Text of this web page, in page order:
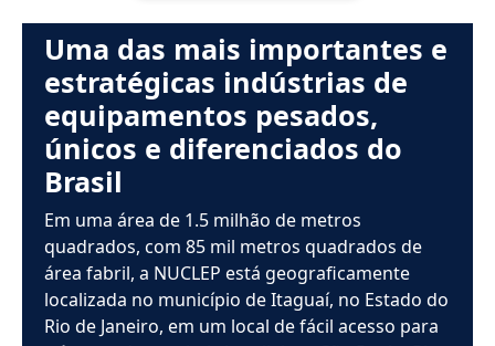
Uma das mais importantes e
estratégicas indústrias de
equipamentos pesados,
únicos e diferenciados do
Brasil
Em uma área de 1.5 milhão de metros
quadrados, com 85 mil metros quadrados de
área fabril, a NUCLEP está geograficamente
localizada no município de Itaguaí, no Estado do
Rio de Janeiro, em um local de fácil acesso para